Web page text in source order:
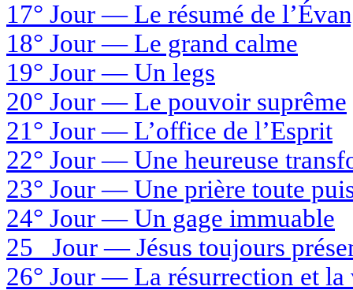
17° Jour — Le résumé de
18° Jour — Le grand calme
19° Jour— Un legs
20° Jour— Le pouvoir suprême
21° Jour— L’office de l’Esprit
22° Jour— Une heureuse
23° Jour— Une prière toute
24° Jour — Un gage immuable
25
Jour— Jésus toujours
26° Jour — La résurrection et la